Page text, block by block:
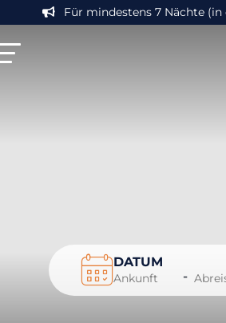
Für mindestens 7 Nächte
DATUM
-